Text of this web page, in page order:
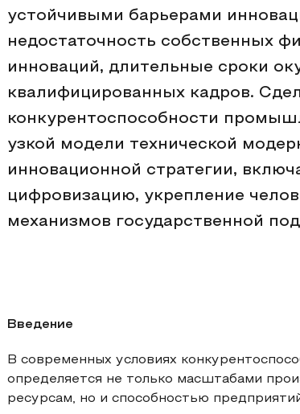
устойчивыми барьерами
недостаточность собственных
инноваций, длительные сроки
квалифицированных кадров.
конкурентоспособности
узкой модели технической
инновационной стратегии,
цифровизацию, укрепление
механизмов государственной
Введение
В современных условиях
определяется не только масштабами
ресурсам, но и способностью